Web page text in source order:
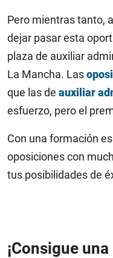
Pero mientras tanto,
dejar pasar esta
plaza de auxiliar
La Mancha. Las
que las de auxiliar
esfuerzo, pero el
Con una formación
oposiciones con
tus posibilidades de
¡Consigue